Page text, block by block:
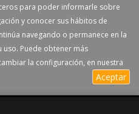
para poder informarle sobre
y conocer sus hábitos de
navegando o permanece en la
Puede obtener más
la configuración, en nuestra
Aceptar